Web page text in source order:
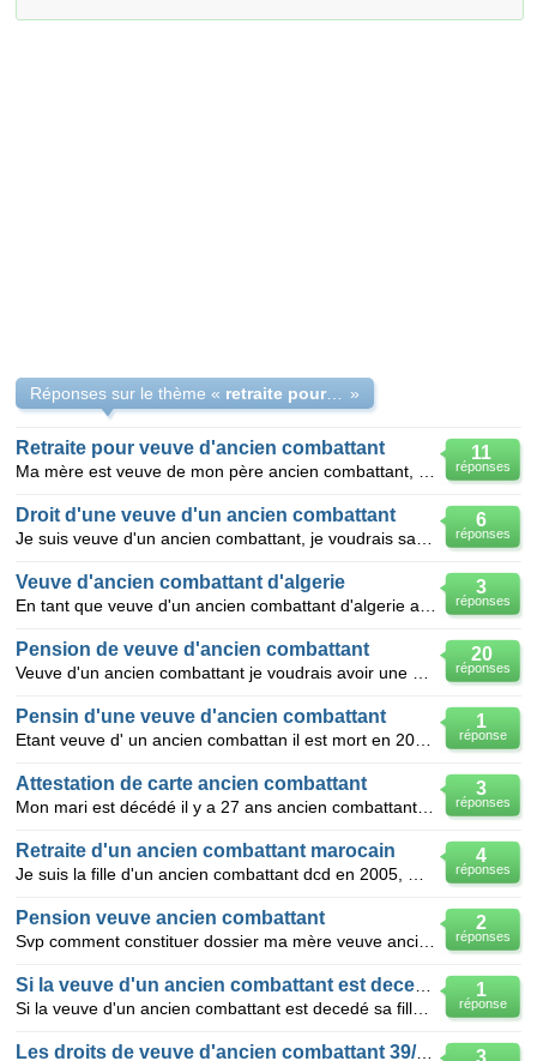
Réponses sur le thème « retraite pour veuve ancien combattant »
11
réponses
Retraite pour veuve d'ancien combattant
6
réponses
Droit d'une veuve d'un ancien combattant
3
réponses
Veuve d'ancien combattant d'algerie
20
réponses
Pension de veuve d'ancien combattant
1
réponse
Pensin d'une veuve d'ancien combattant
3
réponses
Attestation de carte ancien combattant
4
réponses
Retraite d'un ancien combattant marocain
2
réponses
Pension veuve ancien combattant
1
réponse
3